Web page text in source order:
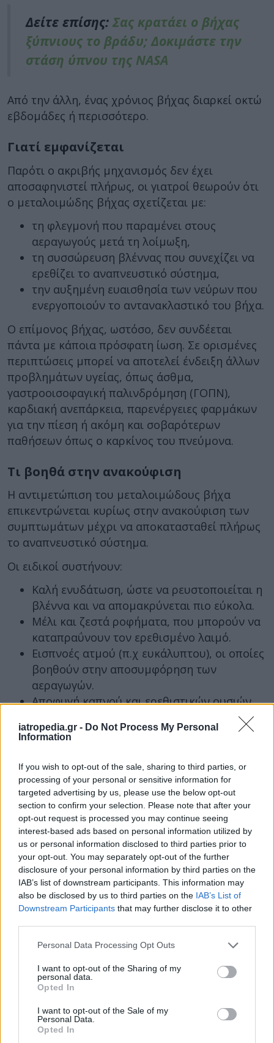
iatropedia.gr - Do Not Process My Personal
Information
If you wish to opt-out of the sale, sharing to third parties, or
processing of your personal or sensitive information for
targeted advertising by us, please use the below opt-out
section to confirm your selection. Please note that after your
opt-out request is processed you may continue seeing
interest-based ads based on personal information utilized by
us or personal information disclosed to third parties prior to
your opt-out. You may separately opt-out of the further
disclosure of your personal information by third parties on the
IAB’s list of downstream participants. This information may
also be disclosed by us to third parties on the IAB’s List of
Downstream Participants that may further disclose it to other
Personal Data Processing Opt Outs
I want to opt-out of the Sharing of my
personal data.
Opted In
I want to opt-out of the Sale of my
Personal Data.
Opted In
Δείτε επίσης: Σας κρατάει ο βήχας
ξύπνιους το βράδυ; Δοκιμάστε την
στάση ύπνου της NASA
Από την άλλη, ένας χρόνιος βήχας διαρκεί οκτώ
εβδομάδες ή περισσότερο.
Γιατί εμφανίζεται
Παρότι ο ακριβής μηχανισμός δεν έχει
αποσαφηνιστεί πλήρως, οι γιατροί θεωρούν ότι
ο μεταλοιμώδης βήχας σχετίζεται με:
τη φλεγμονή που παραμένει στους
αεραγωγούς μετά τη λοίμωξη,
τη συσσώρευση βλέννας που συνεχίζει να
ερεθίζει το αναπνευστικό σύστημα,
την αυξημένη ευαισθησία των νεύρων που
ενεργοποιούν το αντανακλαστικό του βήχα.
Ο επίμονος βήχας, ωστόσο, δεν συνδέεται
πάντα με κάποια πρόσφατη ίωση. Σε ορισμένες
περιπτώσεις μπορεί να αποτελεί ένδειξη άλλων
προβλημάτων υγείας, όπως άσθμα,
γαστροοισοφαγική παλινδρόμηση (ΓΟΠΝ),
καρδιακή ανεπάρκεια, παρενέργειες φαρμάκων
για την πίεση ή ακόμη και σοβαρότερων
παθήσεων όπως ο καρκίνος του πνεύμονα.
Τι βοηθά στην ανακούφιση
Η αντιμετώπιση του μεταλοιμώδους βήχα
επικεντρώνεται κυρίως στην ανακούφιση των
συμπτωμάτων μέχρι να αποκατασταθεί πλήρως
το αναπνευστικό σύστημα.
Οι ειδικοί συστήνουν:
Καλή ενυδάτωση, ώστε να ρευστοποιείται η
βλέννα και να απομακρύνεται πιο εύκολα.
Μέλι και ζεστά ροφήματα, που μπορούν να
καταπραΰνουν τον ερεθισμένο λαιμό.
Εισπνοές ατμού (π.χ ευκάλυπτου), οι οποίες
βοηθούν στην αποσυμφόρηση των
αεραγωγών.
Αποφυγή καπνού και ερεθιστικών ουσιών
Σε ασθενείς με αλλεργίες ή αναπνευστικά
φαρμακευτική αγωγή, όπως εισπνεόμενα
σκευάσματα ή αντιβηχικά, πάντα μετά από
ιατρική σύσταση.
Δείτε επίσης:Σιρόπι, ή μέλι με
λεμόνι: Ποιο είναι το καλύτερο
«φάρμακο» στον βήχα
Πότε πρέπει να επισκεφθείτε γιατρό
Παρότι συνήθως υποχωρεί σταδιακά, υπάρχουν
περιπτώσεις όπου απαιτείται περαιτέρω
διερεύνηση. Η επίσκεψη σε γιατρό θεωρείται
απαραίτητη όταν:
εβδομάδες,
εμφανίζεται δύσπνοια ή συριγμός,